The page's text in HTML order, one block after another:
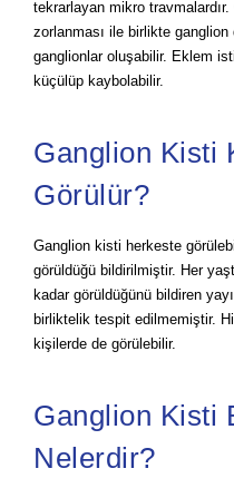
tekrarlayan mikro
zorlanması ile birlikte
ganglionlar oluşabilir. Eklem
küçülüp kaybolabilir.
Ganglion Kisti
Görülür?
Ganglion kisti herkeste
görüldüğü bildirilmiştir. Her
kadar görüldüğünü bildiren
birliktelik tespit edilmemiştir.
kişilerde de görülebilir.
Ganglion Kisti
Nelerdir?